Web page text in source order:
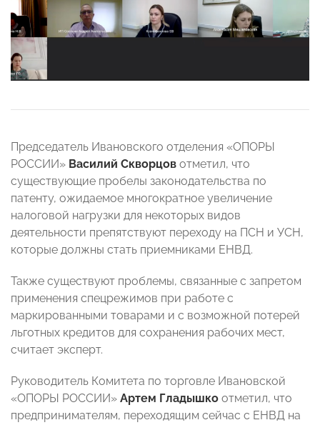
Председатель Ивановского отделения «ОПОРЫ
РОССИИ» Василий Скворцов отметил, что
существующие пробелы законодательства по
патенту, ожидаемое многократное увеличение
налоговой нагрузки для некоторых видов
деятельности препятствуют переходу на ПСН и УСН,
которые должны стать приемниками ЕНВД.
Также существуют проблемы, связанные с запретом
применения спецрежимов при работе с
маркированными товарами и с возможной потерей
льготных кредитов для сохранения рабочих мест,
считает эксперт.
Руководитель Комитета по торговле Ивановской
«ОПОРЫ РОССИИ» Артем Гладышко отметил, что
предпринимателям, переходящим сейчас с ЕНВД на